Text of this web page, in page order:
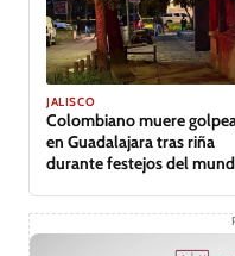
JALISCO
Colombiano muere
en Guadalajara tras riña
durante festejos del